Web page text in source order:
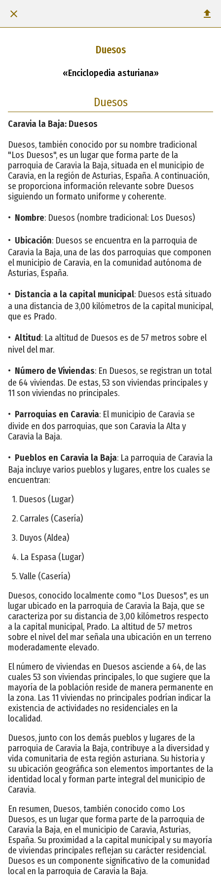
Duesos
«Enciclopedia asturiana»
Duesos
Caravia la Baja: Duesos
Duesos, también conocido por su nombre tradicional
"Los Duesos", es un lugar que forma parte de la
parroquia de Caravia la Baja, situada en el municipio de
Caravia, en la región de Asturias, España. A continuación,
se proporciona información relevante sobre Duesos
siguiendo un formato uniforme y coherente.
• Nombre: Duesos (nombre tradicional: Los Duesos)
• Ubicación: Duesos se encuentra en la parroquia de
Caravia la Baja, una de las dos parroquias que componen
el municipio de Caravia, en la comunidad autónoma de
Asturias, España.
• Distancia a la capital municipal: Duesos está situado
a una distancia de 3,00 kilómetros de la capital municipal,
que es Prado.
• Altitud: La altitud de Duesos es de 57 metros sobre el
nivel del mar.
• Número de Viviendas: En Duesos, se registran un total
de 64 viviendas. De estas, 53 son viviendas principales y
11 son viviendas no principales.
• Parroquias en Caravia: El municipio de Caravia se
divide en dos parroquias, que son Caravia la Alta y
Caravia la Baja.
• Pueblos en Caravia la Baja: La parroquia de Caravia la
Baja incluye varios pueblos y lugares, entre los cuales se
encuentran:
1. Duesos (Lugar)
2. Carrales (Casería)
3. Duyos (Aldea)
4. La Espasa (Lugar)
5. Valle (Casería)
Duesos, conocido localmente como "Los Duesos", es un
lugar ubicado en la parroquia de Caravia la Baja, que se
caracteriza por su distancia de 3,00 kilómetros respecto
a la capital municipal, Prado. La altitud de 57 metros
sobre el nivel del mar señala una ubicación en un terreno
moderadamente elevado.
El número de viviendas en Duesos asciende a 64, de las
cuales 53 son viviendas principales, lo que sugiere que la
mayoría de la población reside de manera permanente en
la zona. Las 11 viviendas no principales podrían indicar la
existencia de actividades no residenciales en la
localidad.
Duesos, junto con los demás pueblos y lugares de la
parroquia de Caravia la Baja, contribuye a la diversidad y
vida comunitaria de esta región asturiana. Su historia y
su ubicación geográfica son elementos importantes de la
identidad local y forman parte integral del municipio de
Caravia.
En resumen, Duesos, también conocido como Los
Duesos, es un lugar que forma parte de la parroquia de
Caravia la Baja, en el municipio de Caravia, Asturias,
España. Su proximidad a la capital municipal y su mayoría
de viviendas principales reflejan su carácter residencial.
Duesos es un componente significativo de la comunidad
local en la parroquia de Caravia la Baja.